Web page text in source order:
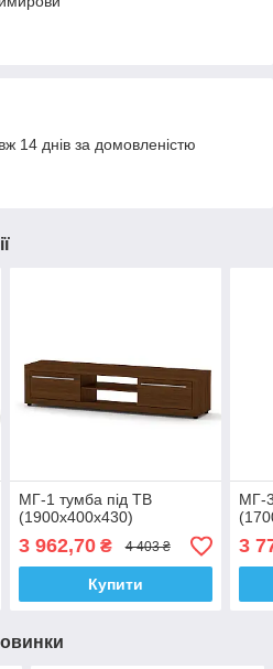
14 днів за домовленістю
МГ-1 тумба під ТВ
(1900х400х430)
3 962,70₴ 4 403 ₴
Купити
МГ-
3